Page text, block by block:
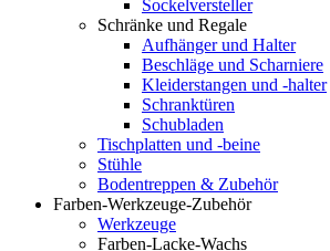
Sockelversteller
Schränke und Regale
Aufhänger und Halter
Beschläge und Scharniere
Kleiderstangen und -halter
Schranktüren
Schubladen
Tischplatten und -beine
Stühle
Bodentreppen & Zubehör
Farben-Werkzeuge-Zubehör
Werkzeuge
Farben-Lacke-Wachs